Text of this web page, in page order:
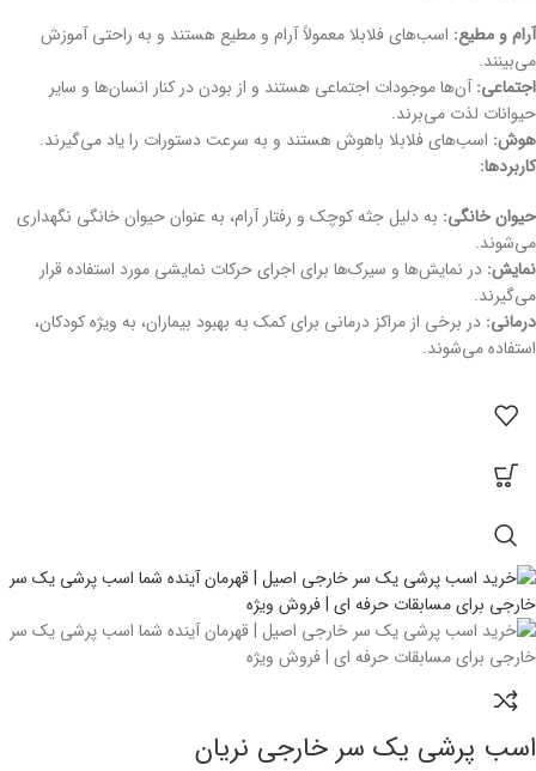
آرام و مطیع: اسب‌های فلابلا معمولاً آرام و مطیع هستند و به راحتی آموزش
می‌بینند.
اجتماعی:آن‌ها موجودات اجتماعی هستند و از بودن در کنار انسان‌ها و سایر
حیوانات لذت می‌برند.
هوش: اسب‌های فلابلا باهوش هستند و به سرعت دستورات را یاد می‌گیرند.
کاربردها:
حیوان خانگی: به دلیل جثه کوچک و رفتار آرام، به عنوان حیوان خانگی نگهداری
می‌شوند.
نمایش: در نمایش‌ها و سیرک‌ها برای اجرای حرکات نمایشی مورد استفاده قرار
می‌گیرند.
درمانی: در برخی از مراکز درمانی برای کمک به بهبود بیماران، به ویژه کودکان،
استفاده می‌شوند.
اسب پرشی یک سر خارجی نریان